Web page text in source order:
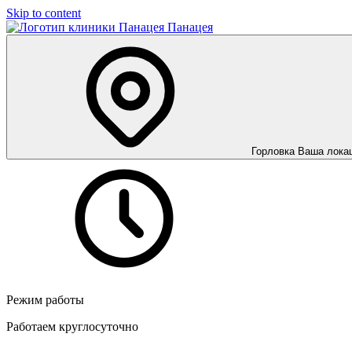
Skip to content
Панацея
Горловка Ваша
Режим работы
Работаем круглосуточно